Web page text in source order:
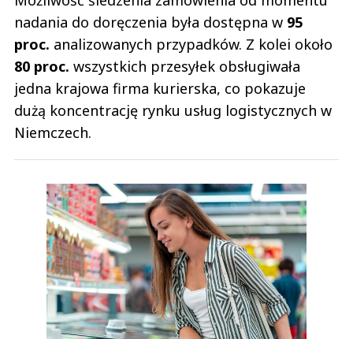
nadania do doręczenia była dostępna w 95
proc. analizowanych przypadków. Z kolei około
80 proc. wszystkich przesyłek obsługiwała
jedna krajowa firma kurierska, co pokazuje
dużą koncentrację rynku usług logistycznych w
Niemczech.